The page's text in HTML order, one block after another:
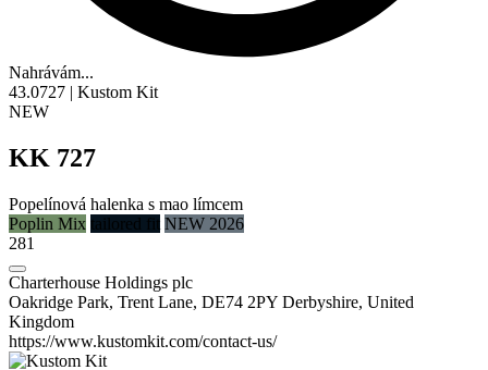
Nahrávám...
43.0727 | Kustom Kit
NEW
KK 727
Popelínová halenka s mao límcem
Poplin Mix tailored fit NEW 2026
281
Charterhouse Holdings plc
Oakridge Park, Trent Lane, DE74 2PY Derbyshire, United
Kingdom
https://www.kustomkit.com/contact-us/